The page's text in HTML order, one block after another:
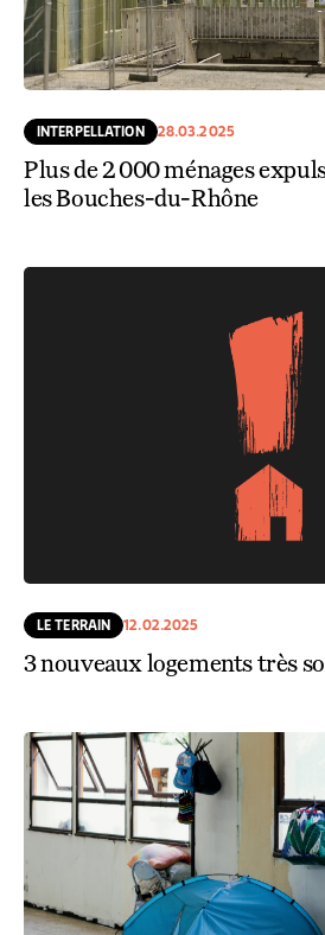
INTERPELLATION 28.03.2025
Plus de 2 000 ménages
les Bouches-du-Rhône
LE TERRAIN 12.02.2025
3 nouveaux logements très